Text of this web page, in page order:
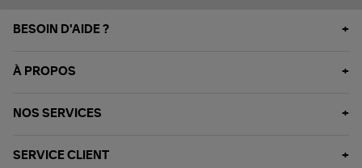
BESOIN D'AIDE ?
À PROPOS
NOS SERVICES
SERVICE CLIENT